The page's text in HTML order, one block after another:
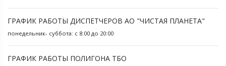
ГРАФИК РАБОТЫ ДИСПЕТЧЕРОВ АО "ЧИСТАЯ ПЛАНЕТА"
понедельник- суббота: с 8:00 до 20:00
ГРАФИК РАБОТЫ ПОЛИГОНА ТБО